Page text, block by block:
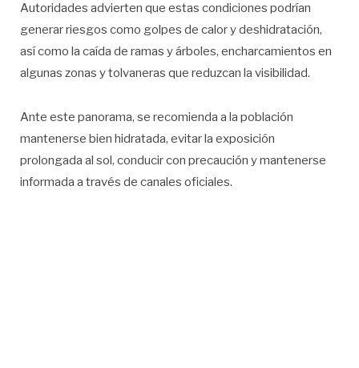
Autoridades advierten que estas condiciones podrían
generar riesgos como golpes de calor y deshidratación,
así como la caída de ramas y árboles, encharcamientos en
algunas zonas y tolvaneras que reduzcan la visibilidad.
Ante este panorama, se recomienda a la población
mantenerse bien hidratada, evitar la exposición
prolongada al sol, conducir con precaución y mantenerse
informada a través de canales oficiales.